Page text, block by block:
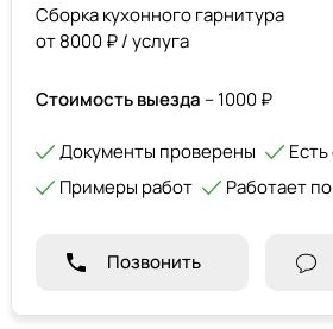
Сборка кухонного гарнитура
от 8000 ₽ / услуга
Стоимость выезда – 1000 ₽
Документы проверены
Примеры работ
Работает
Позвонить